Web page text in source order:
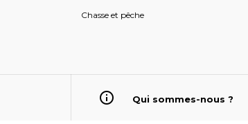
Chasse et pêche
Qui sommes-nous ?